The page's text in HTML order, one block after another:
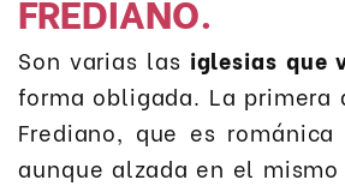
Son varias las iglesias que
forma obligada. La primera
Frediano, que es
aunque alzada en el